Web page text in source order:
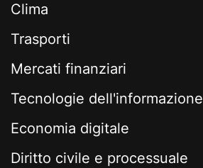
Clima
Trasporti
Mercati finanziari
Tecnologie dell'informazione
Economia digitale
Diritto civile e processuale